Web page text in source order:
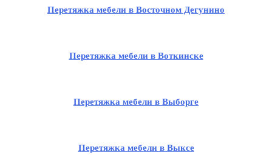
Перетяжка мебели в Восточном Дегунино
Перетяжка мебели в Воткинске
Перетяжка мебели в Выборге
Перетяжка мебели в Выксе